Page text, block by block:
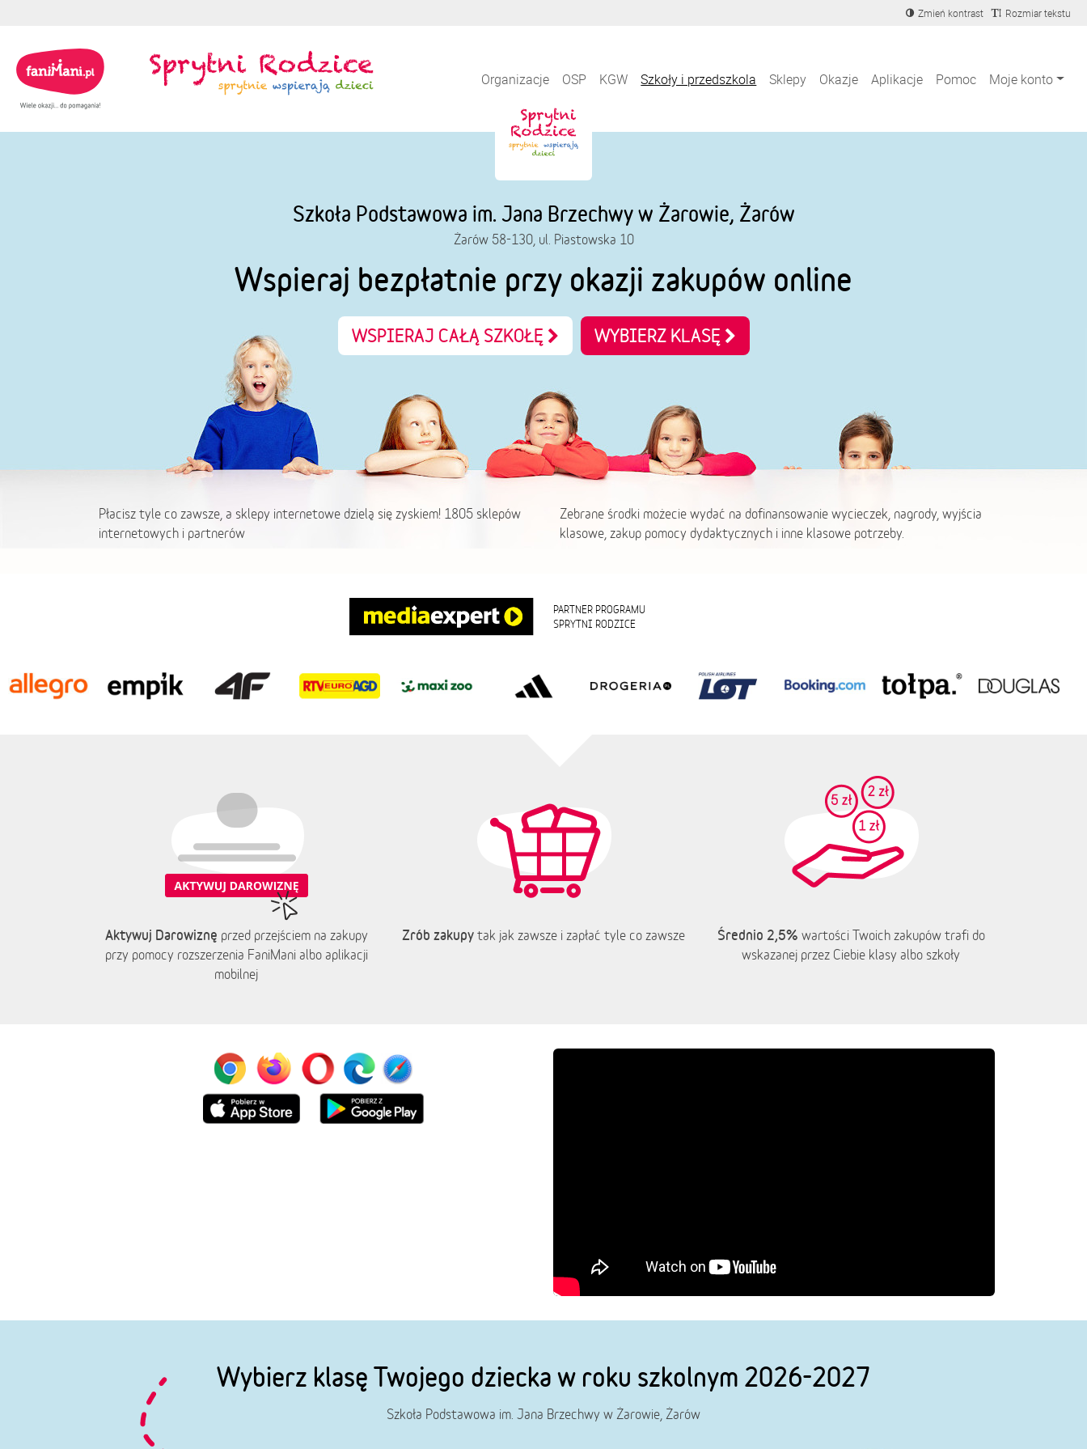
Zmień kontrast Rozmiar tekstu
Organizacje OSP KGW Szkoły i przedszkola Sklepy Okazje Aplikacje Pomoc Moje konto
Szkoła Podstawowa im. Jana Brzechwy w Żarowie, Żarów
Żarów 58-130, ul. Piastowska 10
Wspieraj bezpłatnie przy okazji zakupów online
WSPIERAJ CAŁĄ SZKOŁĘ WYBIERZ KLASĘ
Płacisz tyle co zawsze, a sklepy internetowe dzielą się zyskiem! 1805 sklepów
internetowych i partnerów
Zebrane środki możecie wydać na dofinansowanie wycieczek, nagrody, wyjścia
klasowe, zakup pomocy dydaktycznych i inne klasowe potrzeby.
PARTNER PROGRAMU
SPRYTNI RODZICE
Aktywuj Darowiznę przed przejściem na zakupy
przy pomocy rozszerzenia FaniMani albo aplikacji
mobilnej
Zrób zakupy tak jak zawsze i zapłać tyle co zawsze Średnio 2,5% wartości Twoich zakupów trafi do
wskazanej przez Ciebie klasy albo szkoły
Wybierz klasę Twojego dziecka w roku szkolnym 2026-2027
Szkoła Podstawowa im. Jana Brzechwy w Żarowie, Żarów